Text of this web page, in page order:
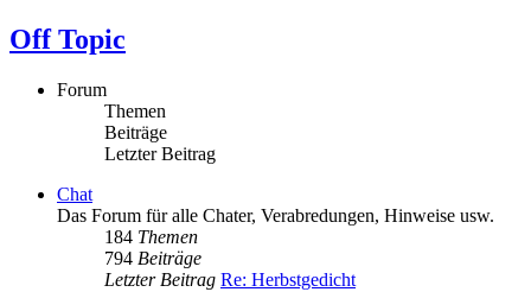
Off Topic
Forum
Themen
Beiträge
Letzter Beitrag
Chat
Das Forum für alle Chater, Verabredungen, Hinweise usw.
184 Themen
794 Beiträge
Letzter Beitrag Re: Herbstgedicht